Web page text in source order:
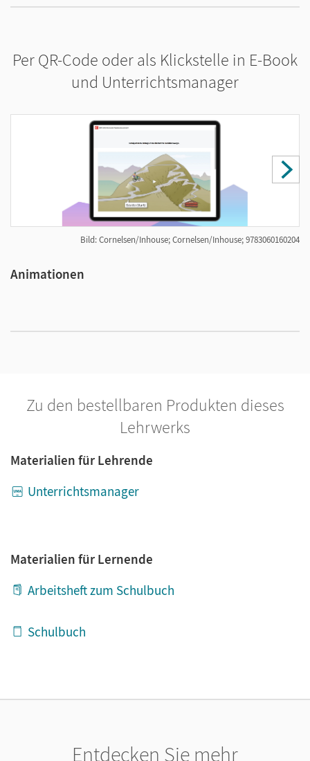
Per QR-Code oder als Klickstelle in E-Book
und Unterrichtsmanager
Bild: Cornelsen/Inhouse; Cornelsen/Inhouse; 9783060160204
Animationen
Zu den bestellbaren Produkten dieses
Lehrwerks
Materialien für Lehrende
Unterrichtsmanager
Materialien für Lernende
Arbeitsheft zum Schulbuch
Schulbuch
Entdecken Sie mehr